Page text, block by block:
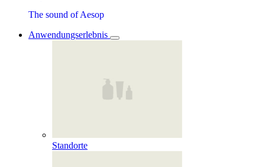
The sound of Aesop
Anwendungserlebnis
Standorte